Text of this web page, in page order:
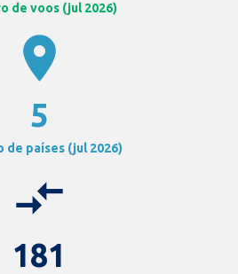
de voos (jul 2026)
location_on
5
de países (jul 2026)
compare_arrows
181